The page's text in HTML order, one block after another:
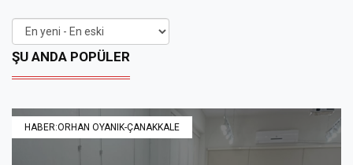
ŞU ANDA POPÜLER
HABER:ORHAN OYANIK-ÇANAKKALE